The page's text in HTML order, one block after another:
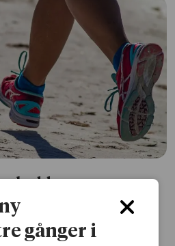
skydda
mot senare
gånger i